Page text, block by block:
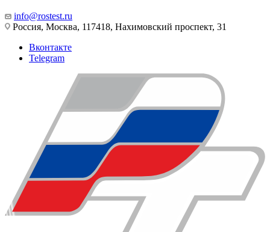
info@rostest.ru
Россия, Москва, 117418, Нахимовский проспект, 31
Вконтакте
Telegram